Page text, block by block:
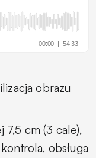
obrazu
cm (3 cale),
obsługa